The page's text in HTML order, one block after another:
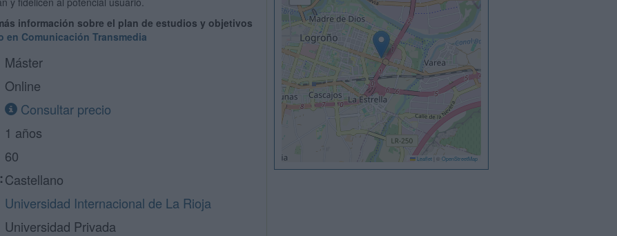
información sobre el plan de estudios y objetivos
en Comunicación Transmedia
Máster
Online
Consultar precio
1 años
60
Castellano
Universidad Internacional de La Rioja
Universidad Privada
Leaflet © OpenStreetMap